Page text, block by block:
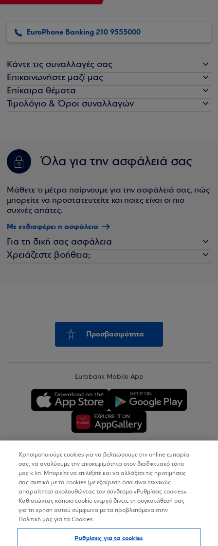
EuroPhone Banking 210 9555000
Κάντε τις συναλλαγές σας
Επικοινωνήστε μαζί μας
Επίκαιρα θέματα
Τιμολόγιο & Όροι συναλλαγών
Όλα για την ασφάλειά σας
Μάθετε τι μέτρα παίρνουμε για την ασφάλειά σας, πώς
μπορείτε να προστατευτείτε και ποιες είναι οι πιο
συχνές απάτες.
Με ενδιαφέρει η ασφάλεια
Για τη δική σας ασφάλεια
Χρειάζεστε βοήθεια;
Προσβασιμότητα
Eurobank Mobile App
Copyright © 2026
Όροι Χρήσης
Προσωπικά Δεδομένα στον Διαδικτυακό Τόπο
Δήλωση Προσβασιμότητας
Χρησιμοποιούμε cookies για να βελτιώσουμε την online εμπειρία
σας, να αναλύουμε την επισκεψιμότητα στον διαδικτυακό τόπο
μας κ.λπ. Μπορείτε να επιλέξετε και να αλλάξετε τις προτιμήσεις
σας σχετικά με τα cookies (με εξαίρεση όσα είναι τεχνικώς
απαραίτητα) ακολουθώντας τον σύνδεσμο «Ρυθμίσεις cookies».
Καθιστώντας κάποιο cookie ενεργό δίνετε τη συγκατάθεσή σας
για τη χρήση αυτού σύμφωνα με τα προβλεπόμενα στην
Πολιτική μας για τα Cookies.
Ρυθμίσεις για τα cookies